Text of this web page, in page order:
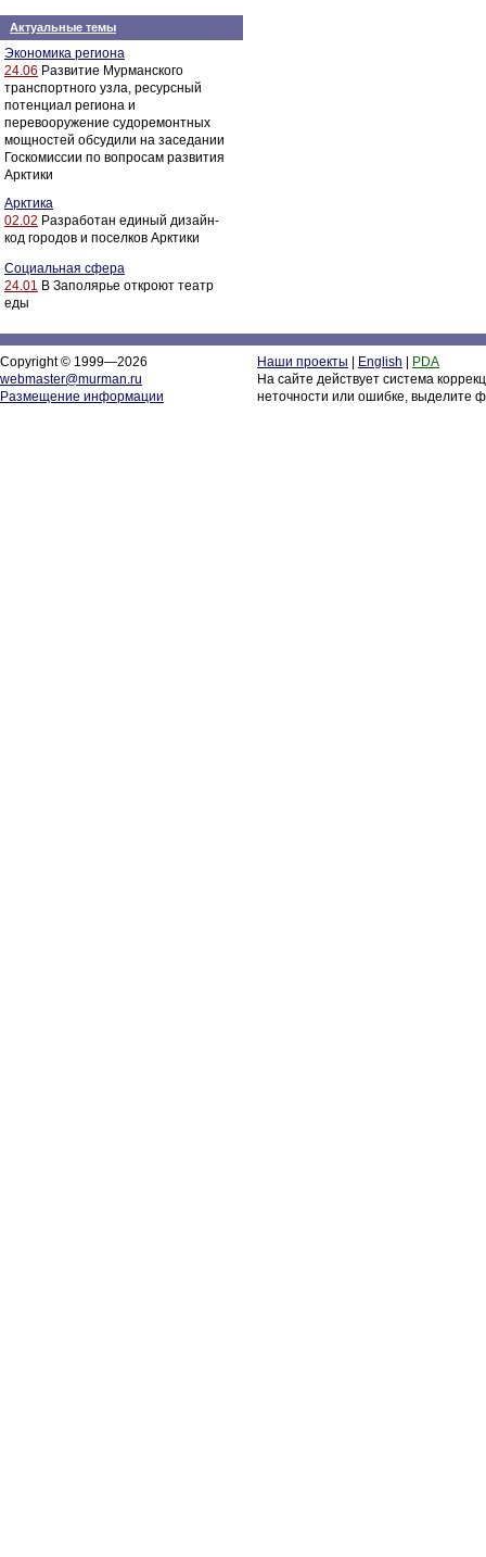
Актуальные темы
Экономика региона
24.06 Развитие Мурманского
транспортного узла, ресурсный
потенциал региона и
перевооружение судоремонтных
мощностей обсудили на заседании
Госкомиссии по вопросам развития
Арктики
Арктика
02.02 Разработан единый дизайн-
код городов и поселков Арктики
Социальная сфера
24.01 В Заполярье откроют театр
еды
Copyright © 1999—2026
webmaster@murman.ru
Размещение информации
Наши проекты English
PDA
На сайте действует система
неточности или ошибке, выделите